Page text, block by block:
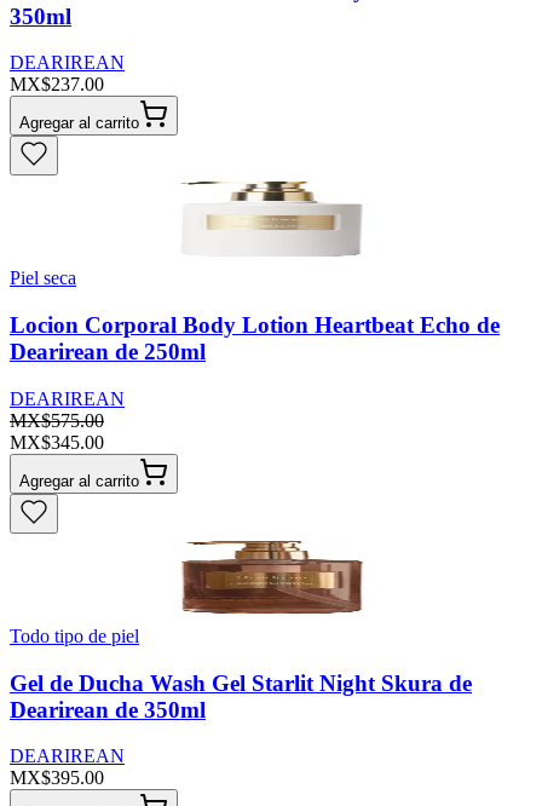
350ml
DEARIREAN
MX$237.00
Agregar al carrito
Piel seca
Locion Corporal Body Lotion Heartbeat Echo de
Dearirean de 250ml
DEARIREAN
MX$575.00
MX$345.00
Agregar al carrito
Todo tipo de piel
Gel de Ducha Wash Gel Starlit Night Skura de
Dearirean de 350ml
DEARIREAN
MX$395.00